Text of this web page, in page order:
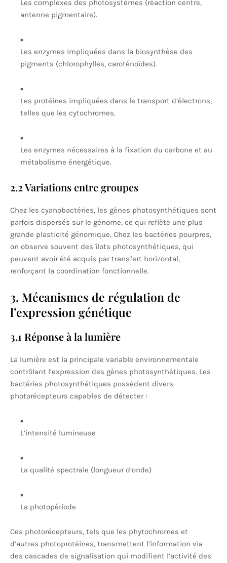
Les complexes des photosystèmes (réaction centre,
antenne pigmentaire).
Les enzymes impliquées dans la biosynthèse des
pigments (chlorophylles, caroténoïdes).
Les protéines impliquées dans le transport d’électrons,
telles que les cytochromes.
Les enzymes nécessaires à la fixation du carbone et au
métabolisme énergétique.
2.2 Variations entre groupes
Chez les cyanobactéries, les gènes photosynthétiques sont
parfois dispersés sur le génome, ce qui reflète une plus
grande plasticité génomique. Chez les bactéries pourpres,
on observe souvent des îlots photosynthétiques, qui
peuvent avoir été acquis par transfert horizontal,
renforçant la coordination fonctionnelle.
3. Mécanismes de régulation de
l’expression génétique
3.1 Réponse à la lumière
La lumière est la principale variable environnementale
contrôlant l’expression des gènes photosynthétiques. Les
bactéries photosynthétiques possèdent divers
photorécepteurs capables de détecter :
L’intensité lumineuse
La qualité spectrale (longueur d’onde)
La photopériode
Ces photorécepteurs, tels que les phytochromes et
d’autres photoprotéines, transmettent l’information via
des cascades de signalisation qui modifient l’activité des